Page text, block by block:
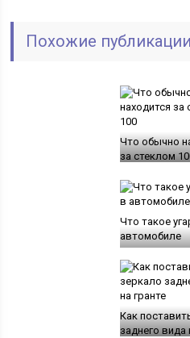
Похожие публикации
Что обычно
за стеклом
Что такое
автомобиле
Как
заднего вида